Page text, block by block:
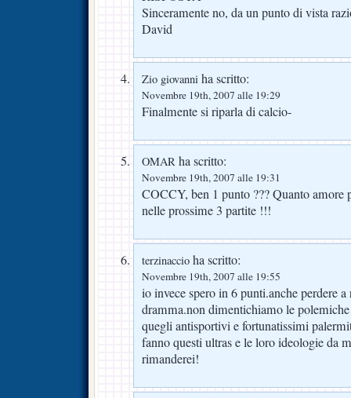
Sinceramente no, da un punto di vista
David
Zio giovanni ha scritto:
Novembre 19th, 2007 alle 19:29
Finalmente si riparla di calcio-
OMAR ha scritto:
Novembre 19th, 2007 alle 19:31
COCCY, ben 1 punto ??? Quanto
nelle prossime 3 partite !!!
terzinaccio ha scritto:
Novembre 19th, 2007 alle 19:55
io invece spero in 6 punti.anche perdere
dramma.non dimentichiamo le
quegli antisportivi e fortunatissimi
fanno questi ultras e le loro ideologie da
rimanderei!